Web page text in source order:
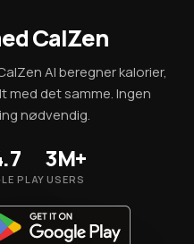
CalZen
AI beregner kalorier,
med det samme. Ingen
nødvendig.
PLAY
3M+
USERS